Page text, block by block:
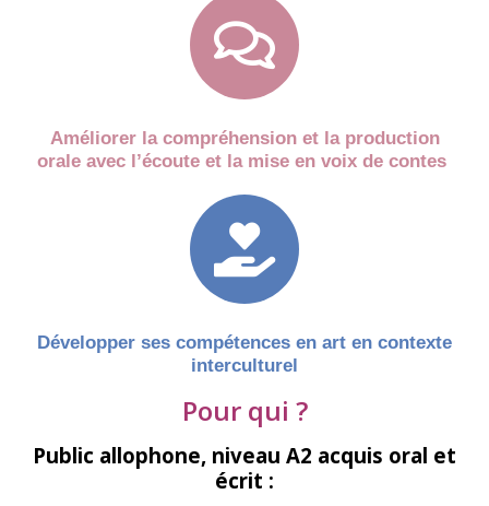
Améliorer la compréhension et la production
orale avec l’écoute et la mise en voix de contes
Développer ses compétences en art en contexte
interculturel
Pour qui ?
Public allophone, niveau A2 acquis oral et
écrit :